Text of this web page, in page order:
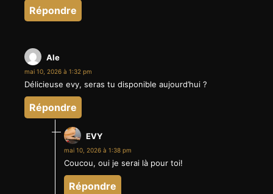
Répondre
Ale
mai 10, 2026 à 1:32 pm
Délicieuse evy, seras tu disponible aujourd’hui ?
Répondre
EVY
mai 10, 2026 à 1:38 pm
Coucou, oui je serai là pour toi!
Répondre